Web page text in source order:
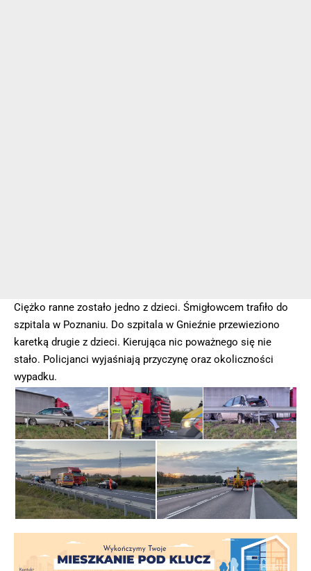
Ciężko ranne zostało jedno z dzieci. Śmigłowcem trafiło do
szpitala w Poznaniu. Do szpitala w Gnieźnie przewieziono
karetką drugie z dzieci. Kierująca nic poważnego się nie
stało. Policjanci wyjaśniają przyczynę oraz okoliczności
wypadku.